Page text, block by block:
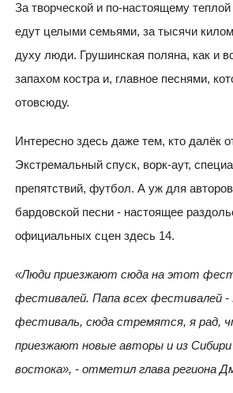
За творческой и по-настоящему
едут целыми семьями, за тысячи
духу люди. Грушинская поляна, как и
запахом костра и, главное песнями,
отовсюду.
Интересно здесь даже тем, кто далёк
Экстремальный спуск, ворк-аут,
препятствий, футбол. А уж для
бардовской песни - настоящее
официальных сцен здесь 14.
«Люди приезжают сюда на этот
фестивалей. Папа всех фестивалей -
фестиваль, сюда стремятся, я рад,
приезжают новые авторы и из Сибири
востока», - отметил глава региона